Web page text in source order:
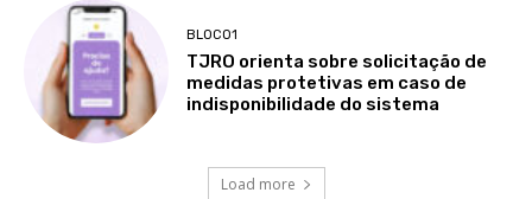
BLOCO1
TJRO orienta sobre solicitação de
medidas protetivas em caso de
indisponibilidade do sistema
Load more